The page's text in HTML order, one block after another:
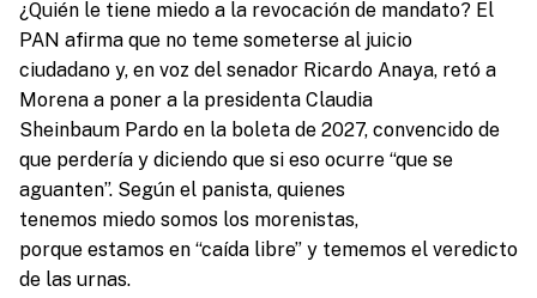
¿Quién le tiene miedo a la revocación de mandato? El
PAN afirma que no teme someterse al juicio
ciudadano y, en voz del senador Ricardo Anaya, retó a
Morena a poner a la presidenta Claudia
Sheinbaum Pardo en la boleta de 2027, convencido de
que perdería y diciendo que si eso ocurre “que se
aguanten”. Según el panista, quienes
tenemos miedo somos los morenistas,
porque estamos en “caída libre” y tememos el veredicto
de las urnas.